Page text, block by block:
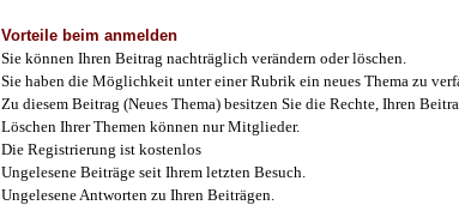
Vorteile beim anmelden
Sie können Ihren Beitrag nachträglich verändern oder löschen.
Sie haben die Möglichkeit unter einer Rubrik ein neues Thema zu
Zu diesem Beitrag (Neues Thema) besitzen Sie die Rechte, Ihren
Löschen Ihrer Themen können nur Mitglieder.
Die Registrierung ist kostenlos
Ungelesene Beiträge seit Ihrem letzten Besuch.
Ungelesene Antworten zu Ihren Beiträgen.